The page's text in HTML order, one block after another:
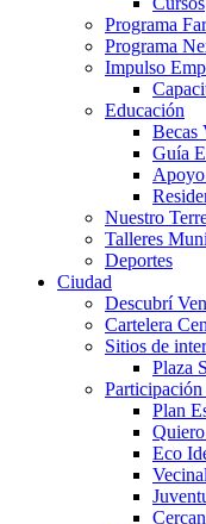
Programa
Programa
Impulso
Educación
Becas
Guía
Nuestro
Talleres
Deportes
Ciudad
Descubrí
Cartelera
Sitios de
Plaza
Plan
Eco